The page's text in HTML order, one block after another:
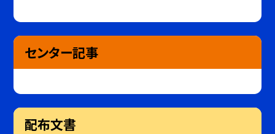
センター記事
配布文書